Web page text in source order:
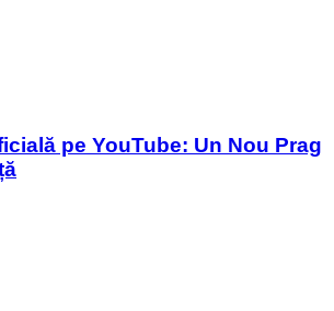
pe YouTube: Un Nou Prag